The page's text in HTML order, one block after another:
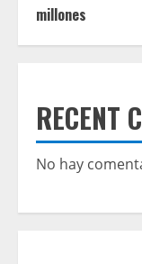
millones
RECENT
No hay